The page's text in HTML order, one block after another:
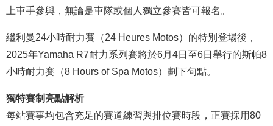
上車手參與，無論是車隊或個人獨立參賽皆可報名。
繼利曼24小時耐力賽（24 Heures Motos）的特別登場後，
2025年Yamaha R7耐力系列賽將於6月4日至6日舉行的斯帕8
小時耐力賽（8 Hours of Spa Motos）劃下句點。
獨特賽制亮點解析
每站賽事均包含充足的賽道練習與排位賽時段，正賽採用80